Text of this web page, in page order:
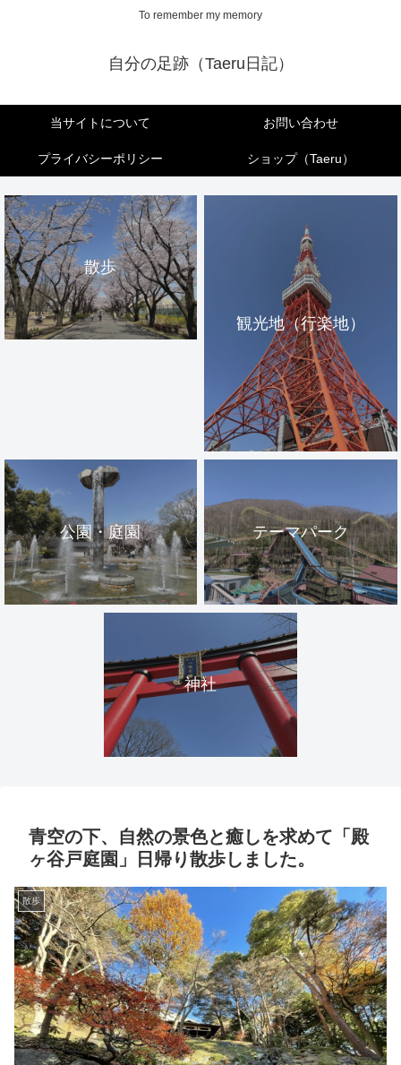
To remember my memory
自分の足跡（Taeru日記）
当サイトについて お問い合わせ
プライバシーポリシー ショップ（Taeru）
散歩
観光地（行楽地）
公園・庭園 テーマパーク
神社
青空の下、自然の景色と癒しを求めて「殿
ヶ谷戸庭園」日帰り散歩しました。
散歩